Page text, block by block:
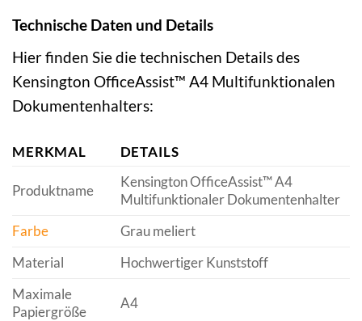
Technische Daten und Details
Hier finden Sie die technischen Details des
Kensington OfficeAssist™ A4 Multifunktionalen
Dokumentenhalters:
MERKMAL DETAILS
Produktname
Kensington OfficeAssist™ A4
Multifunktionaler Dokumentenhalter
Farbe
Grau meliert
Material
Hochwertiger Kunststoff
Maximale
Papiergröße
A4